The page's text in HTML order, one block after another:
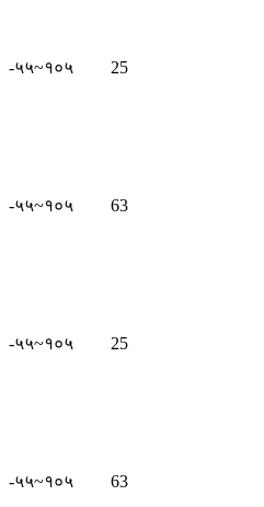
-५५~१०५ 25
-५५~१०५ 63
-५५~१०५ 25
-५५~१०५ 63